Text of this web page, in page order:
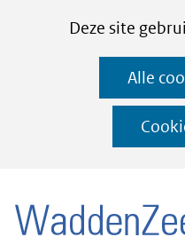
CookiesDeze site
deze
Alle